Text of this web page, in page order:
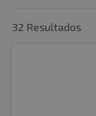
32 Resultados